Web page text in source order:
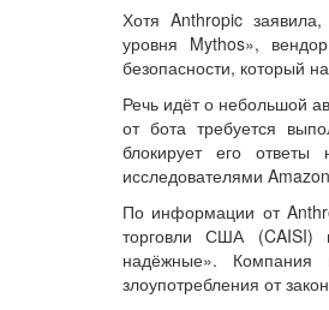
Хотя Anthropic
уровня Mythos»,
безопасности, который
Речь идёт о небольшой
от бота требуется
блокирует его
исследователями
По информации от
торговли США (CAISI)
надёжные». Компания
злоупотребления от